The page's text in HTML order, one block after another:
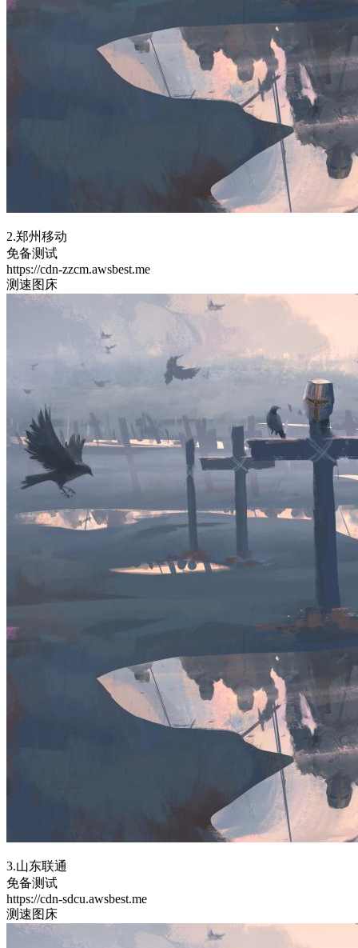
2.郑州移动
免备测试
https://cdn-zzcm.awsbest.me
测速图床
3.山东联通
免备测试
https://cdn-sdcu.awsbest.me
测速图床